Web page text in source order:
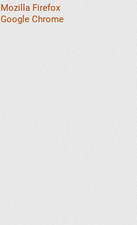
Mozilla Firefox
Google Chrome